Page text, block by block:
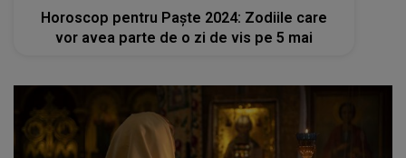
Horoscop pentru Paște 2024: Zodiile care
vor avea parte de o zi de vis pe 5 mai